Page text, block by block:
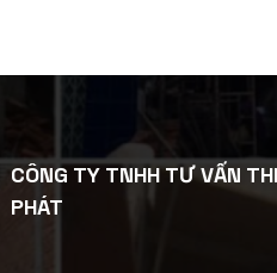
CÔNG TY TNHH TƯ VẤN
PHÁT